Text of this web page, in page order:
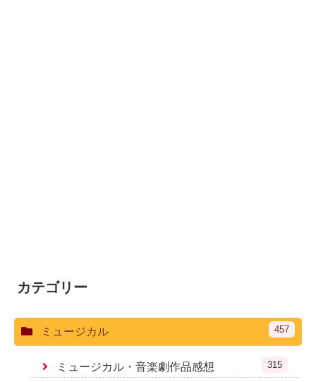
カテゴリー
ミュージカル 457
ミュージカル・音楽劇作品感想 315